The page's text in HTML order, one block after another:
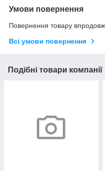
Умови повернення
Повернення товару
Всі умови повернення
Подібні товари компанії